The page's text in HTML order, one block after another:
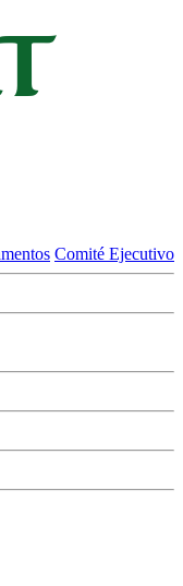
Comité Ejecutivo